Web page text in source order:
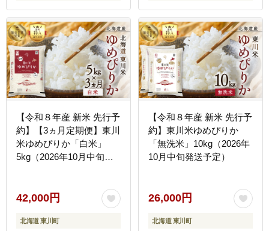
【令和８年産 新米 先行予
約】【3ヵ月定期便】東川
米ゆめぴりか「白米」
5kg（2026年10月中旬よ
42,000円
北海道 東川町
【令和８年産 新米 先行予
約】東川米ゆめぴりか
「無洗米」10kg（2026年
10月中旬発送予定）
26,000円
北海道 東川町